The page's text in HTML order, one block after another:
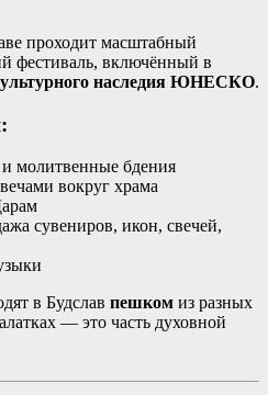
проходит масштабный
фестиваль, включённый в
наследия ЮНЕСКО.
молитвенные бдения
вокруг храма
сувениров, икон, свечей,
в Будслав пешком из разных
— это часть духовной